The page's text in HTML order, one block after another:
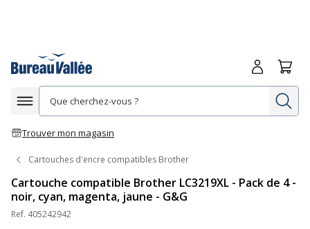
Afficher la navigation
Trouver mon magasin
Me
Cartouches d'encre compatibles Brother
Cartouche compatible Brother LC3219XL - Pack de 4 -
noir, cyan, magenta, jaune - G&G
Ref. 405242942